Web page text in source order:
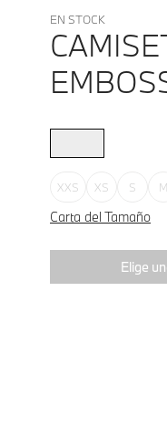
EN STOCK
XXS XS S M
Carta del Tamaño
Elige